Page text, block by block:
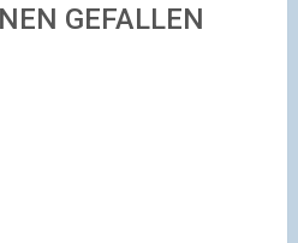
GEFALLEN